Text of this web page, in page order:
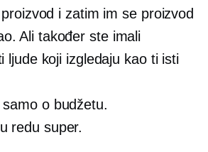
i zatim im se proizvod
Ali također ste imali
ljude koji izgledaju kao ti isti
o budžetu.
redu super.